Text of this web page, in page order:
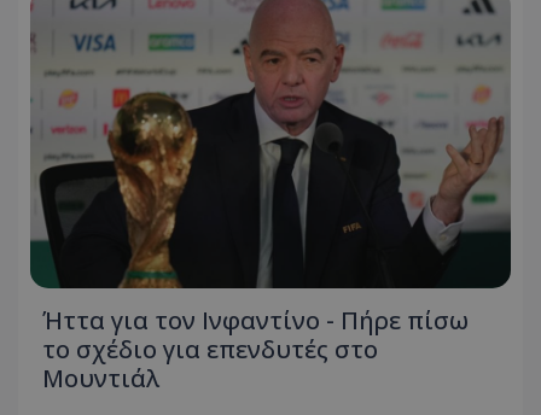
Ήττα για τον Ινφαντίνο - Πήρε πίσω
το σχέδιο για επενδυτές στο
Μουντιάλ